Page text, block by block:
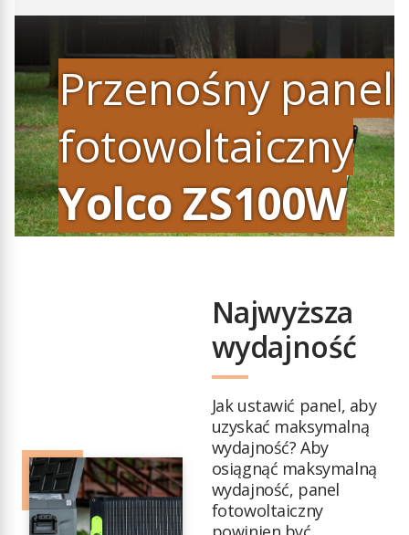
Przenośny panel
fotowoltaiczny
Yolco ZS100W
Najwyższa
wydajność
Jak ustawić panel, aby
uzyskać maksymalną
wydajność? Aby
osiągnąć maksymalną
wydajność, panel
fotowoltaiczny